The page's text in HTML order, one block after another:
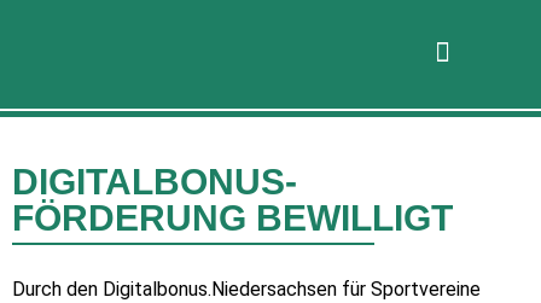
DIGITALBONUS-
FÖRDERUNG BEWILLIGT
Durch den Digitalbonus.Niedersachsen für Sportvereine